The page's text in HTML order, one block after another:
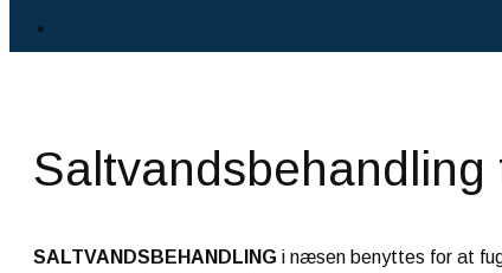
SALTVANDSBEHANDLING i næsen benyttes for at